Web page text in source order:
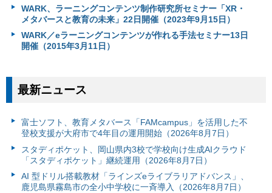
WARK、ラーニングコンテンツ制作研究所セミナー「XR・
メタバースと教育の未来」22日開催（2023年9月15日）
WARK／eラーニングコンテンツが作れる手法セミナー13日
開催（2015年3月11日）
最新ニュース
富⼠ソフト、教育メタバース「FAMcampus」を活用した不
登校支援が大府市で4年目の運用開始（2026年8月7日）
スタディポケット、岡山県内3校で学校向け生成AIクラウド
「スタディポケット」継続運用（2026年8月7日）
AI 型ドリル搭載教材「ラインズeライブラリアドバンス」、
鹿児島県霧島市の全小中学校に一斉導入（2026年8月7日）